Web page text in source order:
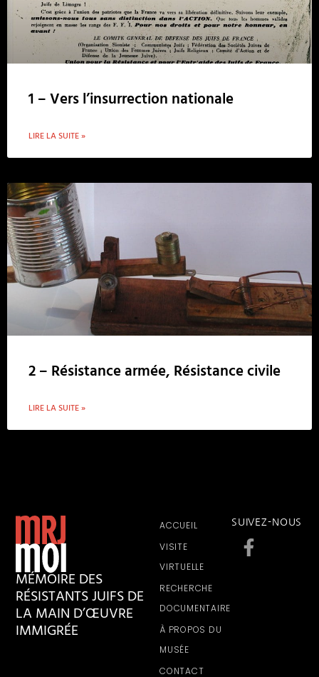
1 – Vers l’insurrection nationale
LIRE LA SUITE »
2 – Résistance armée, Résistance civile
LIRE LA SUITE »
MÉMOIRE DES
RÉSISTANTS JUIFS DE
LA MAIN D’ŒUVRE
IMMIGRÉE
ACCUEIL
VISITE
VIRTUELLE
RECHERCHE
DOCUMENTAIRE
À PROPOS DU
MUSÉE
CONTACT
SUIVEZ-NOUS